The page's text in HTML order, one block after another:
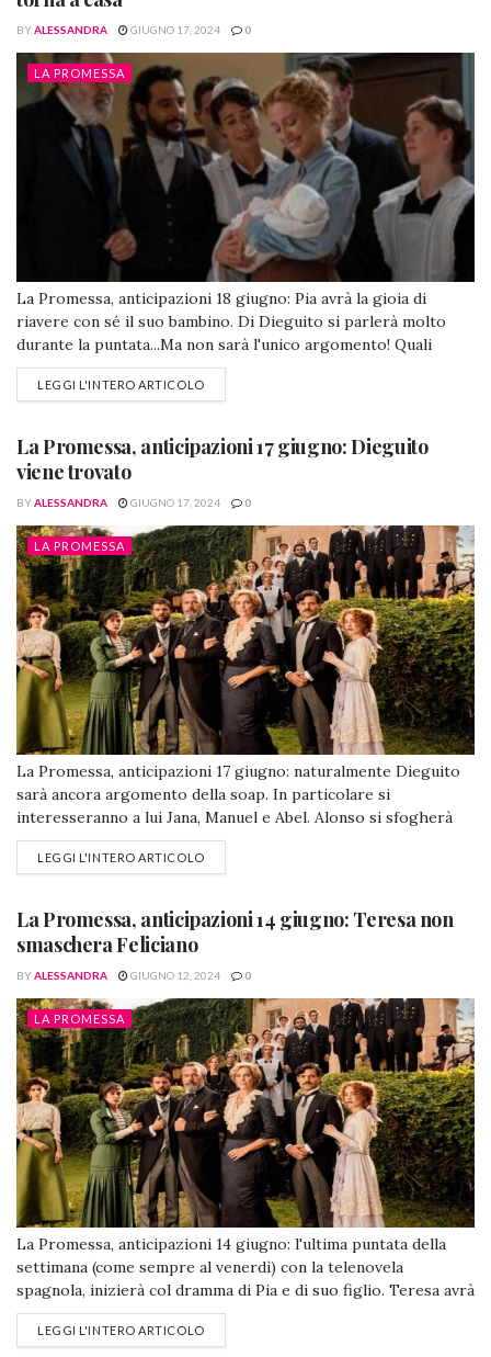
BYALESSANDRA GIUGNO 17, 2024 0
LA PROMESSA
La Promessa, anticipazioni 18 giugno: Pia avrà la gioia di
riavere con sé il suo bambino. Di Dieguito si parlerà molto
durante la puntata...Ma non sarà l'unico argomento! Quali
saranno gli altri? Scopriamolo insieme! La Promessa,
anticipazioni 18 giugno: storia a lieto fine per Dieguito
Facebook) Dopo aver trovato...
LEGGI L'INTERO ARTICOLO
La Promessa, anticipazioni 17 giugno: Dieguito
viene trovato
BYALESSANDRA GIUGNO 17, 2024 0
LA PROMESSA
La Promessa, anticipazioni 17 giugno: naturalmente Dieguito
sarà ancora argomento della soap. In particolare si
interesseranno a lui Jana, Manuel e Abel. Alonso si sfogherà
con Catalina su Fernando e succederà anche altro. La
Promessa, anticipazioni 17 giugno: delusione per Jana e Abel.
(Foto da Facebook) La cameriera,...
LEGGI L'INTERO ARTICOLO
La Promessa, anticipazioni 14 giugno: Teresa non
smaschera Feliciano
BYALESSANDRA GIUGNO 12, 2024 0
LA PROMESSA
La Promessa, anticipazioni 14 giugno: l'ultima puntata della
settimana (come sempre al venerdì) con la telenovela
spagnola, inizierà col dramma di Pia e di suo figlio. Teresa avrà
un comportamento ambiguo per via di Feliciano. Cruz e
Lorenzo continuano col loro piano, ma c'è un "ostacolo".
LEGGI L'INTERO ARTICOLO